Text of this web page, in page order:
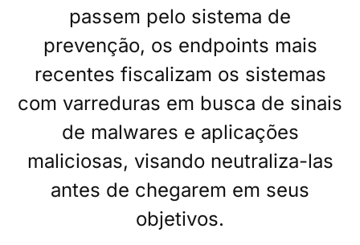
passem pelo sistema de
prevenção, os endpoints mais
recentes fiscalizam os sistemas
com varreduras em busca de sinais
de malwares e aplicações
maliciosas, visando neutraliza-las
antes de chegarem em seus
objetivos.